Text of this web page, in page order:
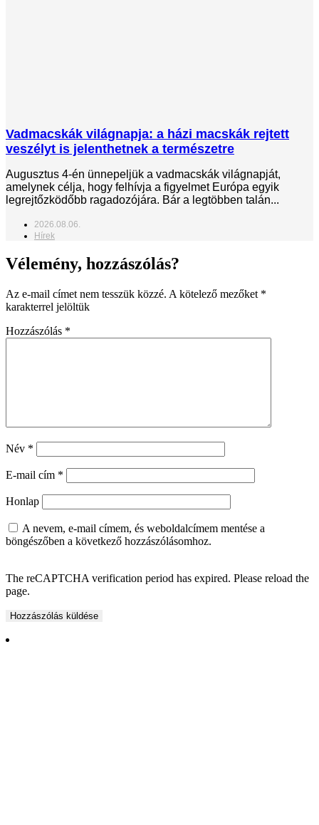
Vadmacskák világnapja: a házi macskák rejtett
veszélyt is jelenthetnek a természetre
Augusztus 4-én ünnepeljük a vadmacskák világnapját,
amelynek célja, hogy felhívja a figyelmet Európa egyik
legrejtőzködőbb ragadozójára. Bár a legtöbben talán...
2026.08.06.
Hírek
Vélemény, hozzászólás?
Az e-mail címet nem tesszük közzé. A kötelező mezőket *
karakterrel jelöltük
Hozzászólás *
Név *
E-mail cím *
Honlap
A nevem, e-mail címem, és weboldalcímem mentése a
böngészőben a következő hozzászólásomhoz.
The reCAPTCHA verification period has expired. Please reload the
page.